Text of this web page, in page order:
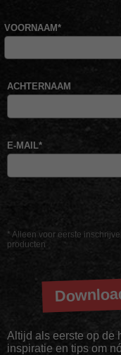
* Alleen voor eerste
producten
VOORNAAM*
ACHTERNAAM
E-MAIL*
Altijd als eerste op de
inspiratie en tips om